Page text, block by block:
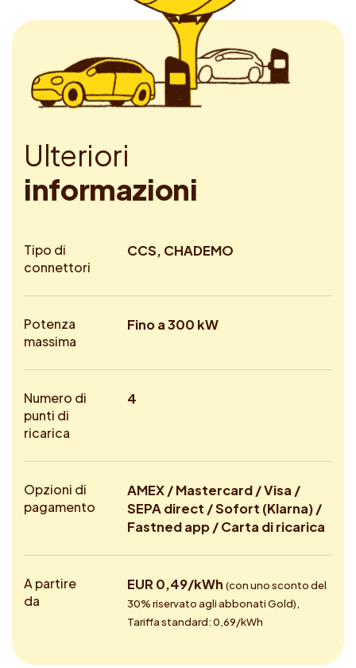
Ulteriori
informazioni
Tipo di
connettori
CCS, CHADEMO
Potenza
massima
Fino a 300 kW
Numero di
punti di
ricarica
4
Opzioni di
pagamento
AMEX / Mastercard / Visa /
SEPA direct / Sofort (Klarna) /
Fastned app / Carta di ricarica
A partire
da
EUR 0,49/kWh (con uno sconto del
30% riservato agli abbonati Gold),
Tariffa standard: 0,69/kWh